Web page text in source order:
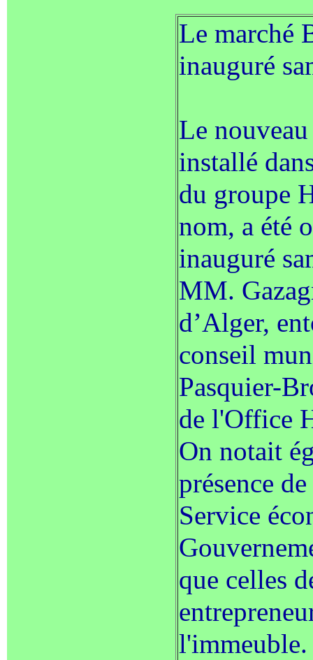
Le marché
inauguré
Le
installé
du groupe
nom, a été
inauguré
MM.
d’Alger,
conseil
Pasquier-
de l'Office
On notait
présence
Service
que celles
l'immeuble.